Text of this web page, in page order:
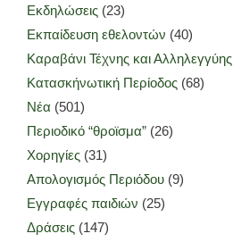
Εκδηλώσεις (23)
Εκπαίδευση εθελοντών (40)
Καραβάνι Τέχνης και Αλληλεγγύης
Κατασκήνωτική Περίοδος (68)
Νέα (501)
Περιοδικό “θροϊσμα” (26)
Χορηγίες (31)
Απολογισμός Περιόδου (9)
Εγγραφές παιδιών (25)
Δράσεις (147)